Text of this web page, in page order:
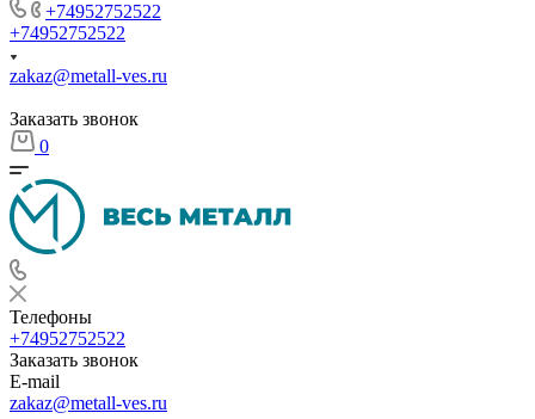
+74952752522
+74952752522
zakaz@metall-ves.ru
Заказать звонок
0
Телефоны
+74952752522
Заказать звонок
E-mail
zakaz@metall-ves.ru